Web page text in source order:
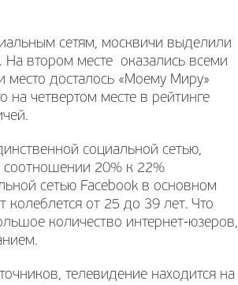
сетям, москвичи выделили
втором месте оказались всеми
место досталось «Моему Миру»
на четвертом месте в рейтинге
социальной сетью,
20% к 22%
сетью Facebook в основном
от 25 до 39 лет. Что
количество интернет-юзеров,
телевидение находится на